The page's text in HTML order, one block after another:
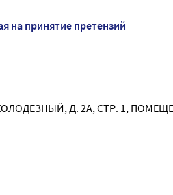
на принятие претензий
Д. 2А, СТР. 1,